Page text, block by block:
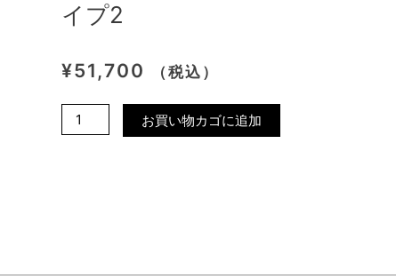
イプ2
¥51,700 （税込）
HONDA
ODYSSEYRB
お買い物カゴに追加